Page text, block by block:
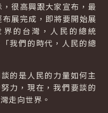
很高興跟大家宣布，最
展完成，即將要開始展
的台灣，人民的總統
我們的時代，人民的總
的是人民的力量如何主
力，現在，我們要談的
走向世界。